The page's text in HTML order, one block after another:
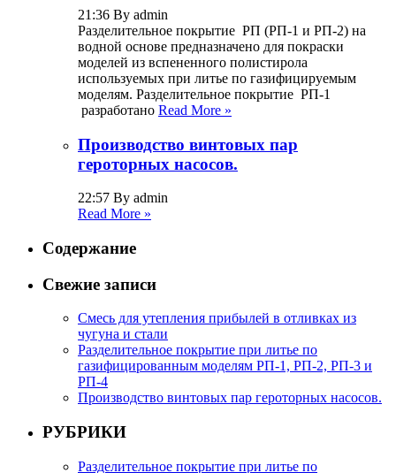
21:36 By admin
Разделительное покрытие РП (РП-1 и РП-2) на
водной основе предназначено для покраски
моделей из вспененного полистирола
используемых при литье по газифицируемым
моделям. Разделительное покрытие РП-1
разработано Read More »
Производство винтовых пар
героторных насосов.
22:57 By admin
Read More »
Содержание
Свежие записи
Смесь для утепления прибылей в отливках из
чугуна и стали
Разделительное покрытие при литье по
газифицированным моделям РП-1, РП-2, РП-3 и
РП-4
Производство винтовых пар героторных насосов.
РУБРИКИ
Разделительное покрытие при литье по